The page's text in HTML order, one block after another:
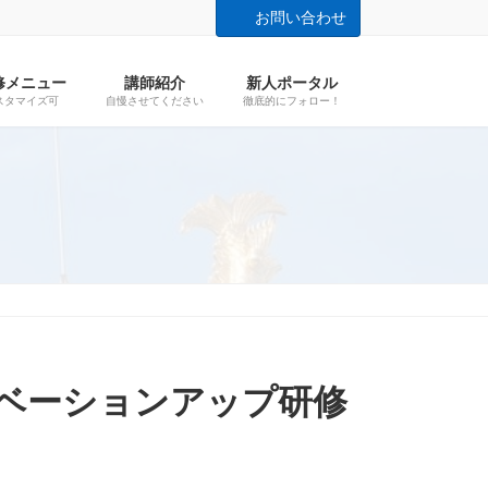
お問い合わせ
メニュー
タマイズ可
講師紹介
自慢させてください
新人ポータル
徹底的にフォロー！
ーションアップ研修